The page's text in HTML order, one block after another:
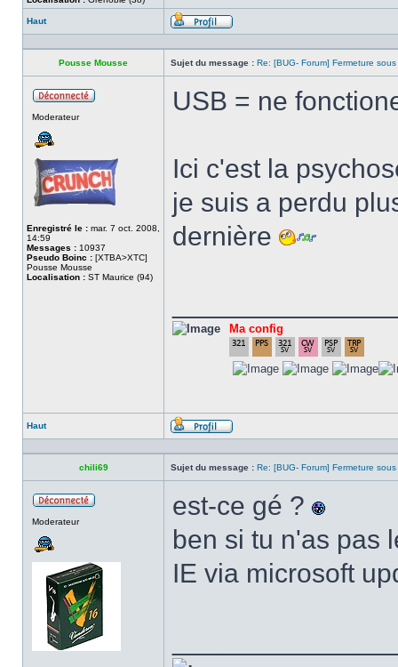
Haut
Profil
Pousse Mousse Sujet du message : Re: [BUG- Forum] Fermeture
Moderateur
Enregistré le : mar. 7 oct. 2008,
14:59
Messages : 10937
Pseudo Boinc : [XTBA>XTC]
Pousse Mousse
Localisation : ST Maurice (94)
USB = ne
Ici c'est la
je suis a perdu
dernière
Ma config
Haut
Profil
chili69 Sujet du message : Re: [BUG- Forum] Fermeture
Moderateur
est-ce gé ?
ben si tu n'as pas
IE via microsoft